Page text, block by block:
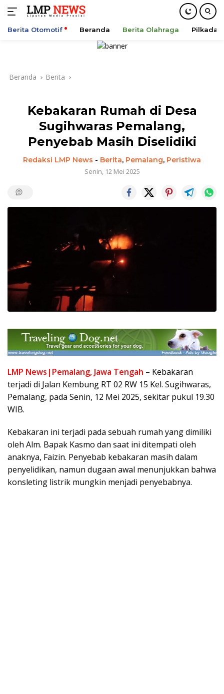
Berita Otomotif Beranda Berita Olahraga Pilkada
Beranda Berita
Kebakaran Rumah di Desa
Sugihwaras Pemalang,
Penyebab Masih Diselidiki
Redaksi LMP News - Berita, Pemalang, Peristiwa
Senin, 12 Mei 2025
LMP News|Pemalang, Jawa Tengah – Kebakaran
terjadi di Jalan Kembung RT 02 RW 15 Kel. Sugihwaras,
Pemalang, pada Senin, 12 Mei 2025, sekitar pukul 19.30
WIB.
Kebakaran ini terjadi pada sebuah rumah yang dimiliki
oleh Alm. Bapak Kasmo dan saat ini ditempati oleh
anaknya, Faizin. Penyebab kebakaran masih dalam
penyelidikan, namun dugaan awal menunjukkan bahwa
konsleting listrik mungkin menjadi penyebabnya.